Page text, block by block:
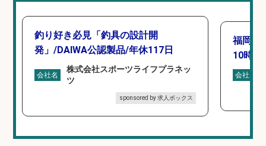
釣り好き必見「釣具の設計開
発」/DAIWA公認製品/年休117日
会社名
株式会社スポーツライフプラネッ
ツ
sponsored by 求人ボックス
福岡「
10時間
会社名